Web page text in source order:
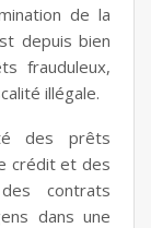
de la
depuis bien
frauduleux,
illégale.
des prêts
crédit et des
contrats
dans une